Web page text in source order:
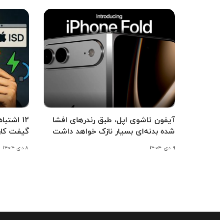
آیفون تاشوی اپل، طبق رندرهای افشا
شده بدنه‌ای بسیار نازک خواهد داشت
۹ دی ۱۴۰۴
12
گیفت
۸ دی ۱۴۰۴